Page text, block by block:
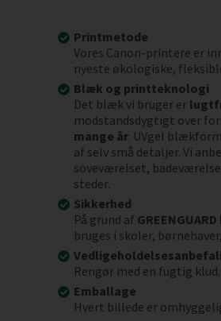
Printmetode
Vores Canon-printere er
nyeste økologiske,
Blæk og printteknologi
Det blæk vi bruger er
modstandsdygtigt over
mange år. UVgel
af selv små detaljer. Vi
soveværelset,
steder.
Sikkerhed
På grund af
bruges i skoler,
Rengør med en fugtig klud.
Emballage
Hvert billede er